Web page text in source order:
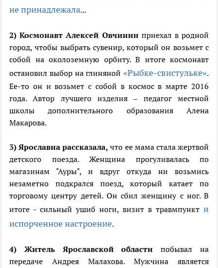
не принадлежала...
2) Космонавт Алексей Овчининприехал в родной
город, чтобы выбрать сувенир, который он возьмет с
собой на околоземную орбиту. В итоге космонавт
остановил выбор на глиняной «Рыбке-свистульке».
Ее-то он и возьмет с собой в космос в марте 2016
года. Автор лучшего изделия – педагог местной
школы дополнительного образования Алена
Макарова.
3) Ярославна рассказала, что ее мама стала жертвой
детского поезда. Женщина прогуливалась по
магазинам "Ауры", и вдруг откуда ни возьмись
незаметно подкрался поезд, который катает по
торговому центру детей. Он сбил женщину с ног. В
итоге - сильный ушиб ноги, визит в травмпункт и
испорченное настроение.
4) Житель Ярославской области побывал на
передаче Андрея Малахова. Мужчина является